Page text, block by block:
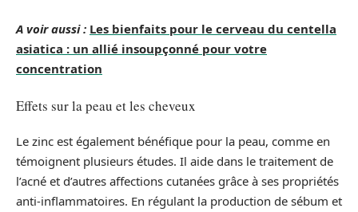
A voir aussi : Les bienfaits pour le cerveau du centella
asiatica : un allié insoupçonné pour votre
concentration
Effets sur la peau et les cheveux
Le zinc est également bénéfique pour la peau, comme en
témoignent plusieurs études. Il aide dans le traitement de
l’acné et d’autres affections cutanées grâce à ses propriétés
anti-inflammatoires. En régulant la production de sébum et